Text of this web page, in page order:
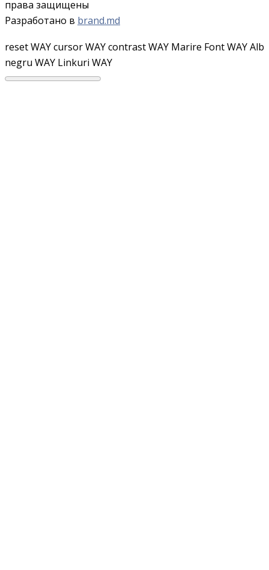
права защищены
Разработано в brand.md
reset WAYcursor WAYcontrast WAY Marire Font WAYAlb
negru WAY Linkuri WAY